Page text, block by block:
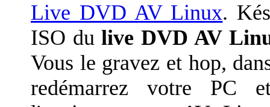
Live DVD AV Linux.
ISO dulive DVD AV
Vous le gravez et hop,
redémarrez votre PC